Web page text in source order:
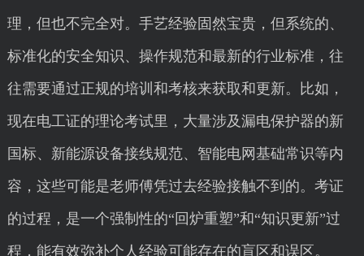
理，但也不完全对。手艺经验固然宝贵，但系统的、
标准化的安全知识、操作规范和最新的行业标准，往
往需要通过正规的培训和考核来获取和更新。比如，
现在电工证的理论考试里，大量涉及漏电保护器的新
国标、新能源设备接线规范、智能电网基础常识等内
容，这些可能是老师傅凭过去经验接触不到的。考证
的过程，是一个强制性的“回炉重塑”和“知识更新”过
程，能有效弥补个人经验可能存在的盲区和误区。